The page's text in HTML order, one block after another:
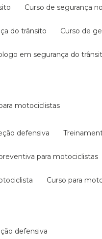
curso de segurança
do trânsito curso de
em segurança do
para motociclistas
defensiva
para motociclistas
curso para
defensiva